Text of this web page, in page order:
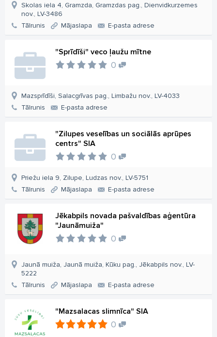
Skolas iela 4, Gramzda, Gramzdas pag., Dienvidkurzemes
nov., LV-3486
Tālrunis
Mājaslapa E-pasta adrese
"Sprīdīši" veco ļaužu mītne
0
Mazsprīdīši, Salacgrīvas pag., Limbažu nov., LV-4033
Tālrunis
E-pasta adrese
"Zilupes veselības un sociālās aprūpes
centrs" SIA
0
Priežu iela 9, Zilupe, Ludzas nov., LV-5751
Tālrunis
Mājaslapa E-pasta adrese
Jēkabpils novada pašvaldības aģentūra
"Jaunāmuiža"
0
Jaunā muiža, Jaunā muiža, Kūku pag., Jēkabpils nov., LV-
5222
Tālrunis
Mājaslapa E-pasta adrese
"Mazsalacas slimnīca" SIA
0